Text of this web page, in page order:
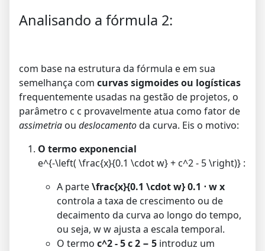
Analisando a fórmula 2:
com base na estrutura da fórmula e em sua
semelhança com curvas sigmoides ou logísticas
frequentemente usadas na gestão de projetos, o
parâmetro c c provavelmente atua como fator de
assimetria ou deslocamentoda curva. Eis o motivo:
O termo exponencial
e^{-\left( \frac{x}{0.1 \cdot w} + c^2 - 5 \right)} :
A parte\frac{x}{0.1 \cdot w}0.1 ⋅ wx
controla a taxa de crescimento ou de
decaimento da curva ao longo do tempo,
ou seja, wwajusta a escala temporal.
O termo c^2 - 5c2 − 5 introduz um